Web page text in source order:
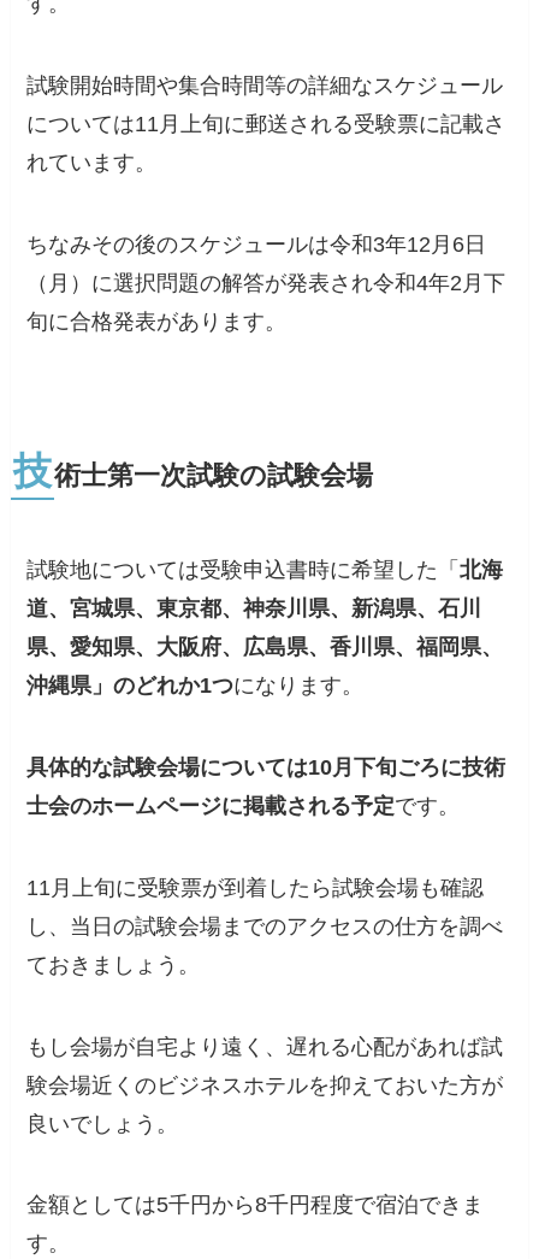
試験開始時間や集合時間等の詳細なスケジュール
については11月上旬に郵送される受験票に記載さ
れています。
ちなみその後のスケジュールは令和3年12月6日
（月）に選択問題の解答が発表され令和4年2月下
旬に合格発表があります。
技術士第一次試験の試験会場
試験地については受験申込書時に希望した 「北海
道、宮城県、東京都、神奈川県、新潟県、石川
県、愛知県、大阪府、広島県、香川県、福岡県、
沖縄県」のどれか1つになります。
具体的な試験会場については10月下旬ごろに技術
士会のホームページに掲載される予定です。
11月上旬に受験票が到着したら試験会場も確認
し、当日の試験会場までのアクセスの仕方を調べ
ておきましょう。
もし会場が自宅より遠く、遅れる心配があれば試
験会場近くのビジネスホテルを抑えておいた方が
良いでしょう。
金額としては5千円から8千円程度で宿泊できま
す。